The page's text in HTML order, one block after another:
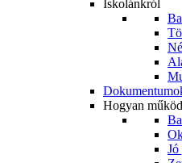
Iskolánkról
Hogyan
Jó